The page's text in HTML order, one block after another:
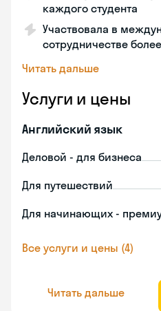
каждого студента
Участвовала в
сотрудничестве более
Читать дальше
Услуги и цены
Английский язык
Деловой - для бизнеса
Для путешествий
Для начинающих -
Все услуги и цены (4)
Читать дальше